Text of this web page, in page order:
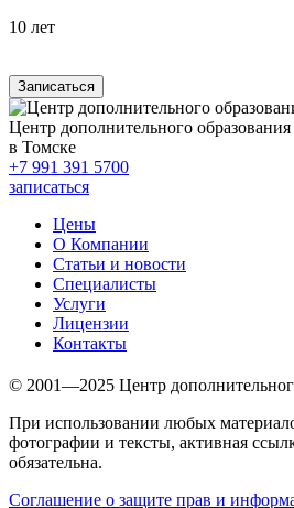
10 лет
Записаться
Центр дополнительного образования
в Томске
+7 991 391 5700
записаться
Цены
О Компании
Статьи и новости
Специалисты
Услуги
Лицензии
Контакты
© 2001—2025 Центр
При использовании любых
фотографии и тексты, активная
обязательна.
Соглашение о защите прав и